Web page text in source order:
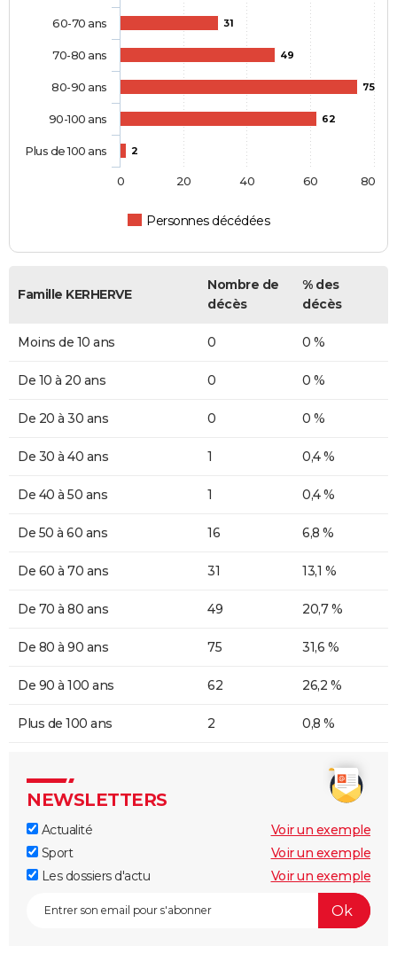
31
49
75
62
2
Personnes décédées
60-70 ans
70-80 ans
80-90 ans
90-100 ans
Plus de 100 ans
0 20 40 60 80
Famille KERHERVE
Nombre de
décès
% des
décès
Moins de 10 ans 0 0 %
De 10 à 20 ans 0 0 %
De 20 à 30 ans 0 0 %
De 30 à 40 ans 1 0,4 %
De 40 à 50 ans 1 0,4 %
De 50 à 60 ans 16 6,8 %
De 60 à 70 ans 31 13,1 %
De 70 à 80 ans 49 20,7 %
De 80 à 90 ans 75 31,6 %
De 90 à 100 ans 62 26,2 %
Plus de 100 ans 2 0,8 %
NEWSLETTERS
Actualité
Voir un exemple
Sport
Voir un exemple
Les dossiers d'actu
Voir un exemple